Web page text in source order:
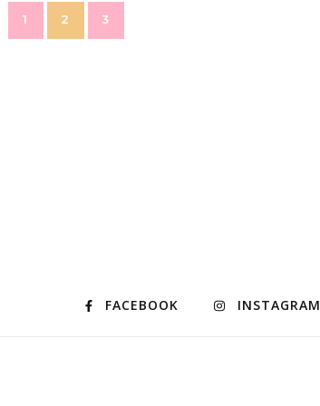
1 2 3
FACEBOOK INSTAGRAM